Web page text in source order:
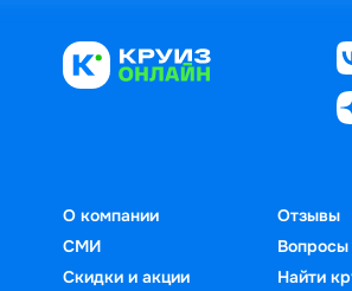
О компании
СМИ
Скидки и акции
Отзывы
Вопросы
Найти